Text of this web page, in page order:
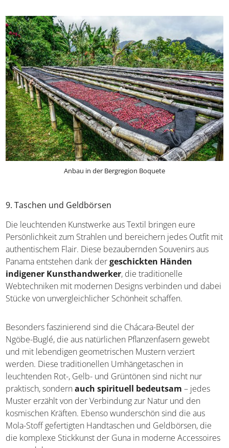
Früchten und einer samtigen Süße. Wer beimUrlaub in
Panamaein aromatisches Andenken sucht, ist mit frisch
gerösteten Kaffeebohnen bestens beraten.
9. Taschen und Geldbörsen
Die leuchtenden Kunstwerke aus Textil bringen eure
Persönlichkeit zum Strahlen und bereichern jedes Outfit
mit authentischem Flair. Diese bezaubernden Souvenirs
aus Panama entstehen dank der
Webtechniken mit modernen Designs verbinden und
dabei Stücke von unvergleichlicher Schönheit schaffen.
Besonders faszinierend sind die Chácara-Beutel der
Ngöbe-Buglé, die aus natürlichen Pflanzenfasern gewebt
und mit lebendigen geometrischen Mustern verziert
werden. Diese traditionellen Umhängetaschen in
leuchtenden Rot-, Gelb- und Grüntönen sind nicht nur
praktisch, sondernauch spirituell bedeutsam – jedes